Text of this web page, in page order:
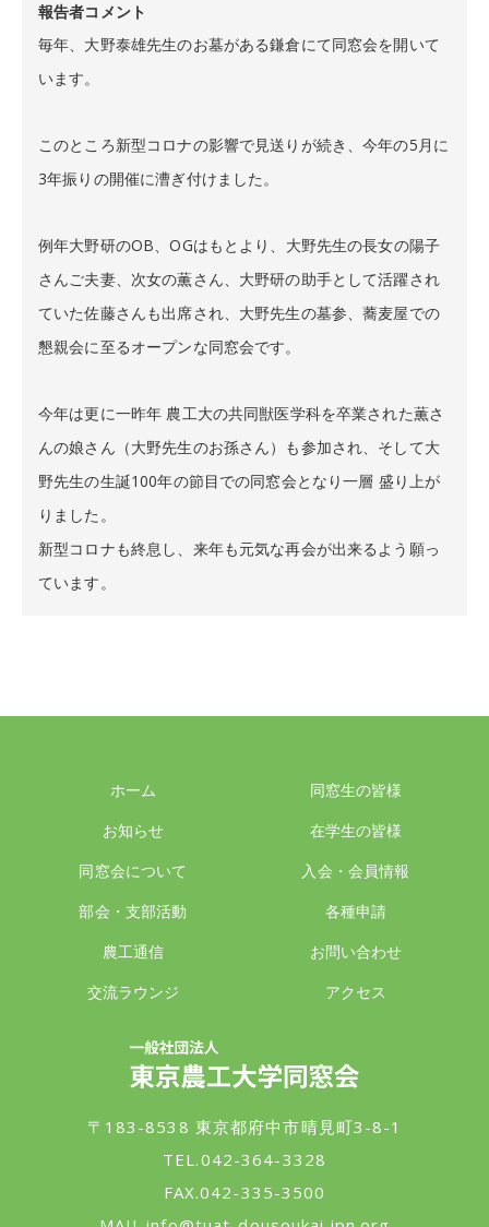
報告者コメント
毎年、大野泰雄先生のお墓がある鎌倉にて同窓会を開いて
います。
このところ新型コロナの影響で見送りが続き、今年の5月に
3年振りの開催に漕ぎ付けました。
例年大野研のOB、OGはもとより、大野先生の長女の陽子
さんご夫妻、次女の薫さん、大野研の助手として活躍され
ていた佐藤さんも出席され、大野先生の墓参、蕎麦屋での
懇親会に至るオープンな同窓会です。
今年は更に一昨年 農工大の共同獣医学科を卒業された薫さ
んの娘さん（大野先生のお孫さん）も参加され、そして大
野先生の生誕100年の節目での同窓会となり一層 盛り上が
りました。
新型コロナも終息し、来年も元気な再会が出来るよう願っ
ています。
ホーム
お知らせ
同窓会について
部会・支部活動
農工通信
交流ラウンジ
同窓生の皆様
在学生の皆様
入会・会員情報
各種申請
お問い合わせ
アクセス
〒183-8538 東京都府中市晴見町3-8-1
TEL.042-364-3328
FAX.042-335-3500